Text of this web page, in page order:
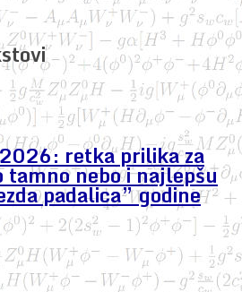
retka prilika za
tamno nebo i najlepšu
padalica” godine